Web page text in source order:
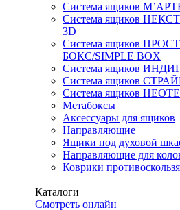
Система ящиков
Система ящиков
3D
Система ящиков
БОКС/SIMPLE BOX
Система ящиков
Система ящиков
Система ящиков
Метабоксы
Аксессуары для ящиков
Направляющие
Ящики под духовой
Направляющие для
Коврики
Каталоги
Смотреть онлайн